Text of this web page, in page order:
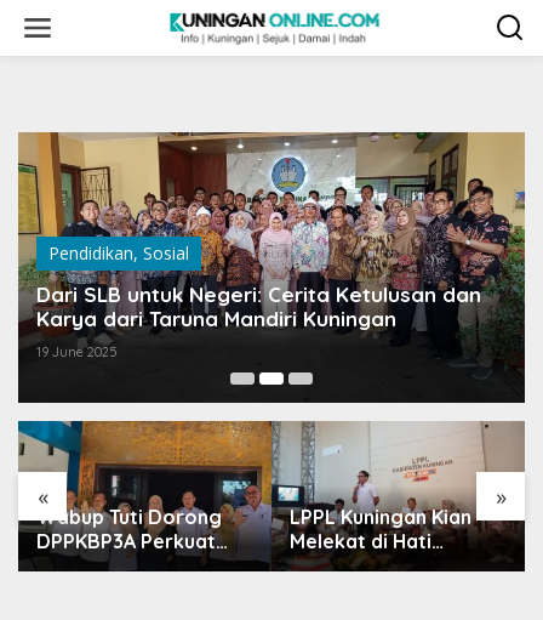
content
Pendidikan, Sosial
Dari SLB untuk Negeri: Cerita Ketulusan dan
Karya dari Taruna Mandiri Kuningan
19 June 2025
« »
Wabup Tuti Dorong
DPPKBP3A Perkuat
Upaya Tekan Stunting
LPPL Kuningan Kian
Melekat di Hati
Masyarakat, Dewas